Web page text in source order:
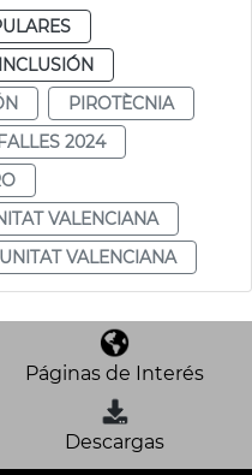
PIROTÈCNIA
2024
VALENCIANA
VALENCIANA
Páginas de Interés
Descargas